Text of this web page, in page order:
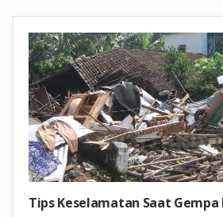
Tips Keselamatan Saat Gempa